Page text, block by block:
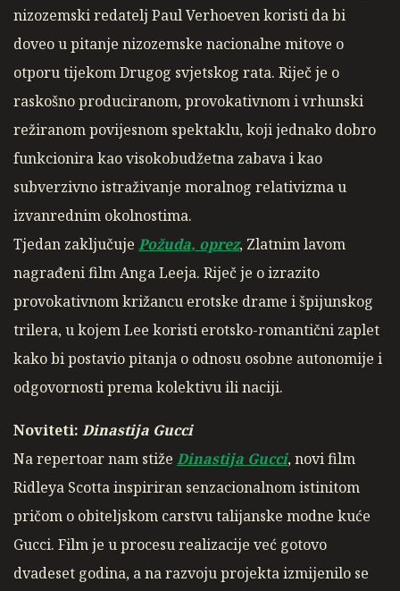
nizozemski redatelj Paul Verhoeven koristi da bi
doveo u pitanje nizozemske nacionalne mitove o
otporu tijekom Drugog svjetskog rata. Riječ je o
raskošno produciranom, provokativnom i vrhunski
režiranom povijesnom spektaklu, koji jednako dobro
funkcionira kao visokobudžetna zabava i kao
subverzivno istraživanje moralnog relativizma u
izvanrednim okolnostima.
Tjedan zaključuje Požuda, oprez, Zlatnim lavom
nagrađeni film Anga Leeja. Riječ je o izrazito
provokativnom križancu erotske drame i špijunskog
trilera, u kojem Lee koristi erotsko-romantični zaplet
kako bi postavio pitanja o odnosu osobne autonomije i
odgovornosti prema kolektivu ili naciji.
Noviteti: Dinastija Gucci
Na repertoar nam stiže Dinastija Gucci, novi film
Ridleya Scotta inspiriran senzacionalnom istinitom
pričom o obiteljskom carstvu talijanske modne kuće
Gucci. Film je u procesu realizacije već gotovo
dvadeset godina, a na razvoju projekta izmijenilo se